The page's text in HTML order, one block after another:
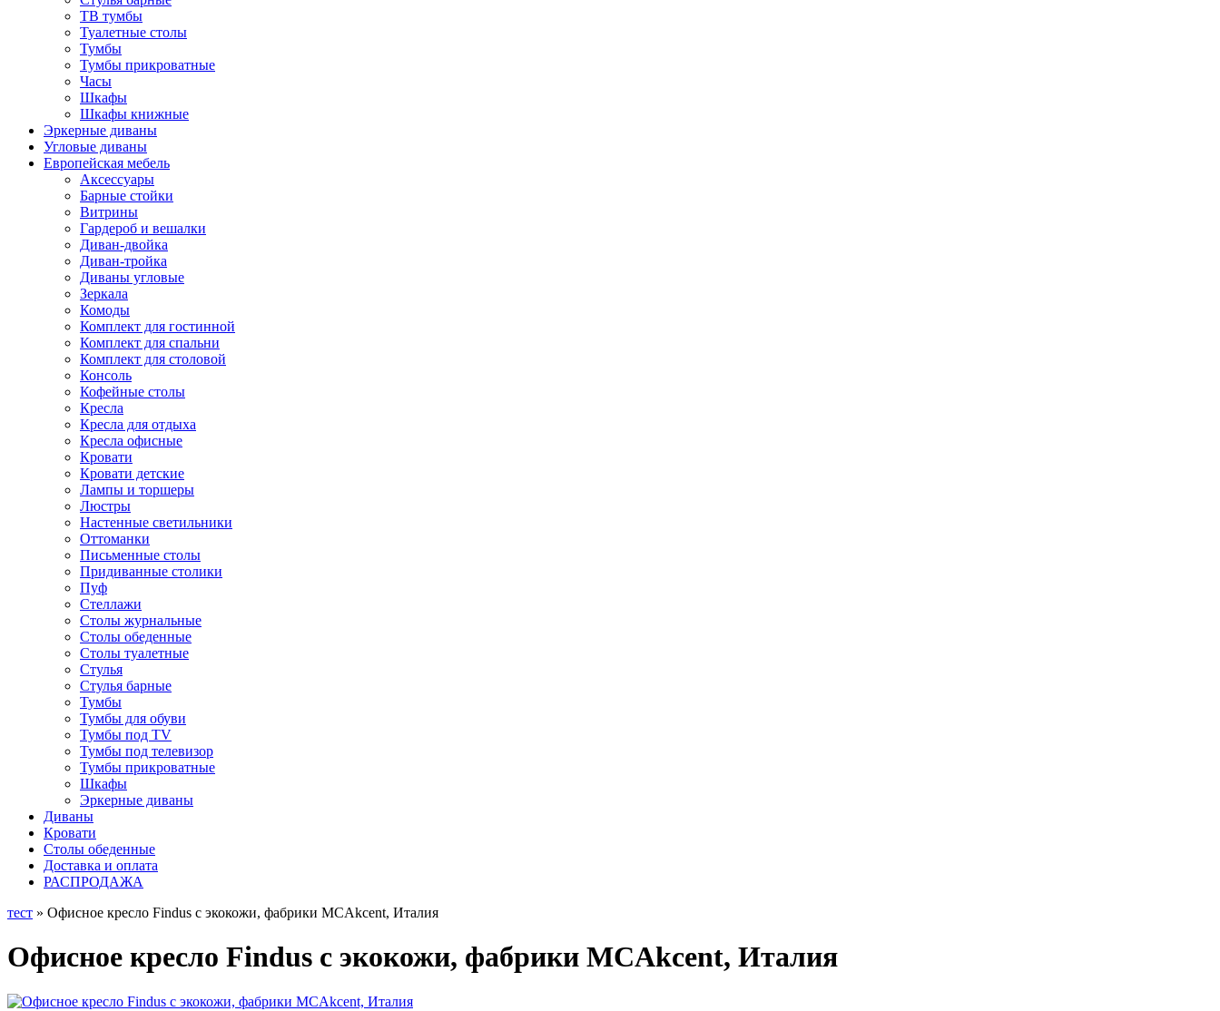
ТВ тумбы
Туалетные столы
Тумбы
Тумбы прикроватные
Часы
Шкафы
Шкафы книжные
Эркерные диваны
Угловые диваны
Европейская мебель
Аксессуары
Барные стойки
Витрины
Гардероб и вешалки
Диван-двойка
Диван-тройка
Диваны угловые
Зеркала
Комоды
Комплект для гостинной
Комплект для спальни
Комплект для столовой
Консоль
Кофейные столы
Кресла
Кресла для отдыха
Кресла офисные
Кровати
Кровати детские
Лампы и торшеры
Люстры
Настенные светильники
Оттоманки
Письменные столы
Придиванные столики
Пуф
Стеллажи
Столы журнальные
Столы обеденные
Столы туалетные
Стулья
Стулья барные
Тумбы
Тумбы для обуви
Тумбы под TV
Тумбы под телевизор
Тумбы прикроватные
Шкафы
Эркерные диваны
Диваны
Кровати
Столы обеденные
Доставка и оплата
РАСПРОДАЖА
тест » Офисное кресло Findus с экокожи, фабрики MCAkcent, Италия
Офисное кресло Findus с экокожи, фабрики MCAkcent, Италия